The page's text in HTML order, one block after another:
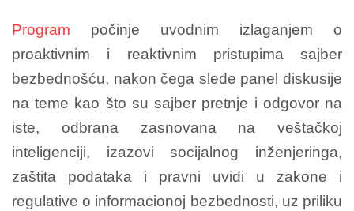
Program počinje uvodnim izlaganjem o
proaktivnim i reaktivnim pristupima sajber
bezbednošću, nakon čega slede panel diskusije
na teme kao što su sajber pretnje i odgovor na
iste, odbrana zasnovana na veštačkoj
inteligenciji, izazovi socijalnog inženjeringa,
zaštita podataka i pravni uvidi u zakone i
regulative o informacionoj bezbednosti, uz priliku